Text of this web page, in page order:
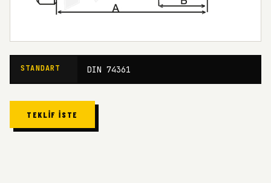
STANDART DIN 74361
TEKLIF İSTE